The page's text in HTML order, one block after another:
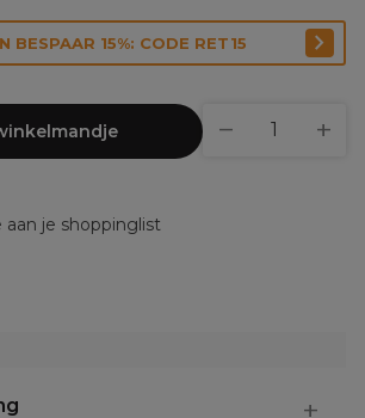
BESPAAR 15%: CODE RET15
aan je shoppinglist